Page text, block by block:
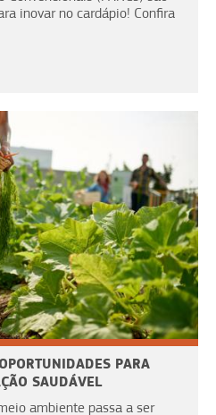
inovar no cardápio! Confira
PARA
SAUDÁVEL
ambiente passa a ser